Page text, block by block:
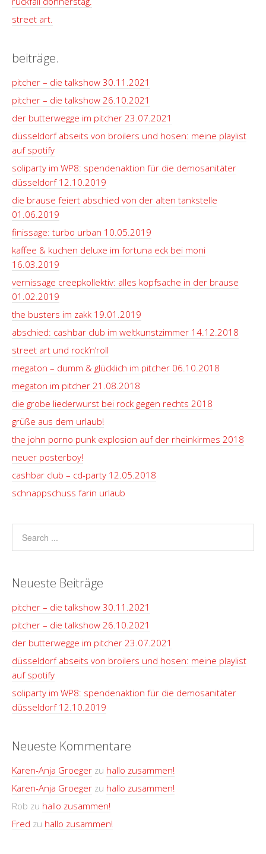
street art.
beiträge.
pitcher – die talkshow 30.11.2021
pitcher – die talkshow 26.10.2021
der butterwegge im pitcher 23.07.2021
düsseldorf abseits von broilers und hosen: meine playlist
auf spotify
soliparty im WP8: spendenaktion für die demosanitäter
düsseldorf 12.10.2019
die brause feiert abschied von der alten tankstelle
01.06.2019
finissage: turbo urban 10.05.2019
kaffee & kuchen deluxe im fortuna eck bei moni
16.03.2019
vernissage creepkollektiv: alles kopfsache in der brause
01.02.2019
the busters im zakk 19.01.2019
abschied: cashbar club im weltkunstzimmer 14.12.2018
street art und rock’n’roll
megaton – dumm & glücklich im pitcher 06.10.2018
megaton im pitcher 21.08.2018
die grobe liederwurst bei rock gegen rechts 2018
grüße aus dem urlaub!
the john porno punk explosion auf der rheinkirmes 2018
neuer posterboy!
cashbar club – cd-party 12.05.2018
schnappschuss farin urlaub
Neueste Beiträge
pitcher – die talkshow 30.11.2021
pitcher – die talkshow 26.10.2021
der butterwegge im pitcher 23.07.2021
düsseldorf abseits von broilers und hosen: meine playlist
auf spotify
soliparty im WP8: spendenaktion für die demosanitäter
düsseldorf 12.10.2019
Neueste Kommentare
Karen-Anja Groeger zu hallo zusammen!
Karen-Anja Groeger zu hallo zusammen!
Rob zu hallo zusammen!
Fred zu hallo zusammen!